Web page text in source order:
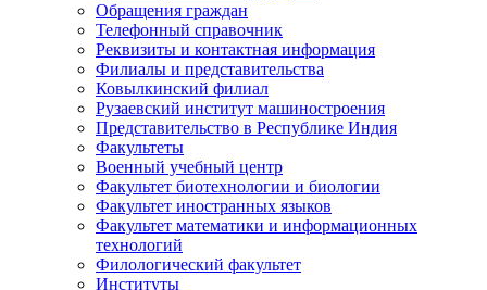
Обращения граждан
Телефонный справочник
Реквизиты и контактная информация
Филиалы и представительства
Ковылкинский филиал
Рузаевский институт машиностроения
Представительство в Республике Индия
Факультеты
Военный учебный центр
Факультет биотехнологии и биологии
Факультет иностранных языков
Факультет математики и информационных
технологий
Филологический факультет
Институты